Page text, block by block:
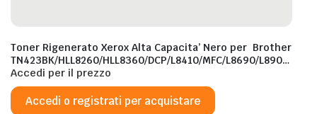
Toner Rigenerato Xerox Alta Capacita’ Nero per Brother
TN423BK/HLL8260/HLL8360/DCP/L8410/MFC/L8690/L8900
– 6.500 Pagine al 5%
Accedi per il prezzo
Accedi o registrati per acquistare